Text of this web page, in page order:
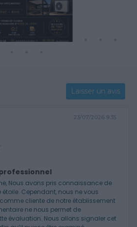
Laisser un avis
23/07/2026 9:35
Nous avons pris connaissance de
étoile. Cependant, nous ne vous
cliente de notre établissement
ne nous permet de
évaluation. Nous allons signaler cet